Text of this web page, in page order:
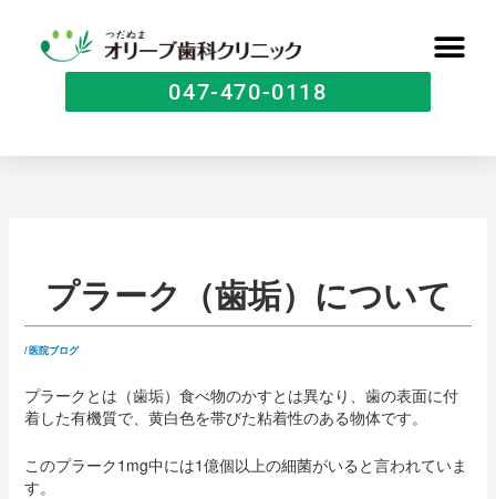
047-470-0118
プラーク（歯垢）について
/医院ブログ
プラークとは（歯垢）食べ物のかすとは異なり、歯の表面に付
着した有機質で、黄白色を帯びた粘着性のある物体です。
このプラーク1mg中には1億個以上の細菌がいると言われていま
す。